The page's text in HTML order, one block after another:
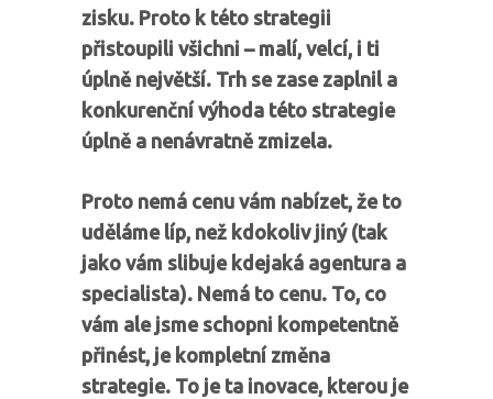
zisku. Proto k této strategii
přistoupili všichni – malí, velcí, i ti
úplně největší. Trh se zase zaplnil a
konkurenční výhoda této strategie
úplně a nenávratně zmizela.
Proto nemá cenu vám nabízet, že to
uděláme líp, než kdokoliv jiný (tak
jako vám slibuje kdejaká agentura a
specialista). Nemá to cenu. To, co
vám ale jsme schopni kompetentně
přinést, je kompletní změna
strategie. To je ta inovace, kterou je